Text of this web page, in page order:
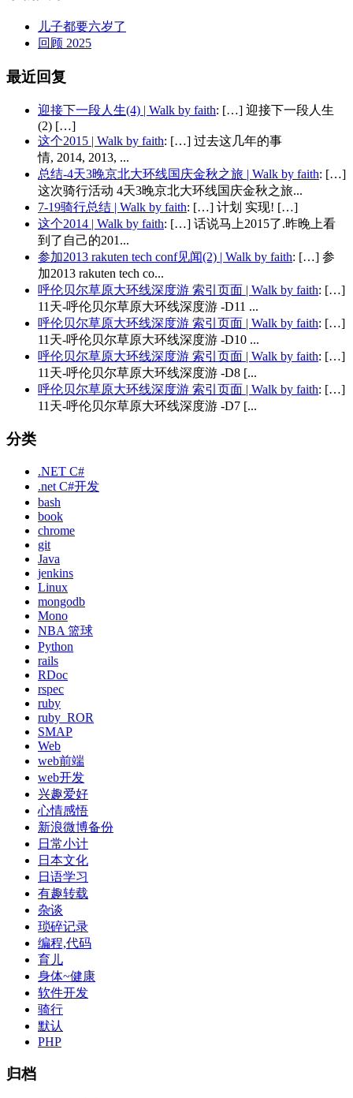
儿子都要六岁了
回顾 2025
最近回复
迎接下一段人生(4) | Walk by faith: […] 迎接下一段人生
(2) […]
这个2015 | Walk by faith: […] 过去这几年的事
情, 2014, 2013, ...
总结-4天3晚京北大环线国庆金秋之旅 | Walk by faith: […]
这次骑行活动 4天3晚京北大环线国庆金秋之旅...
7-19骑行总结 | Walk by faith: […] 计划 实现! […]
这个2014 | Walk by faith: […] 话说马上2015了.昨晚上看
到了自己的201...
参加2013 rakuten tech conf见闻(2) | Walk by faith: […] 参
加2013 rakuten tech co...
呼伦贝尔草原大环线深度游 索引页面 | Walk by faith: […]
11天-呼伦贝尔草原大环线深度游 -D11 ...
呼伦贝尔草原大环线深度游 索引页面 | Walk by faith: […]
11天-呼伦贝尔草原大环线深度游 -D10 ...
呼伦贝尔草原大环线深度游 索引页面 | Walk by faith: […]
11天-呼伦贝尔草原大环线深度游 -D8 [...
呼伦贝尔草原大环线深度游 索引页面 | Walk by faith: […]
11天-呼伦贝尔草原大环线深度游 -D7 [...
分类
.NET C#
.net C#开发
bash
book
chrome
git
Java
jenkins
Linux
mongodb
Mono
NBA 篮球
Python
rails
RDoc
rspec
ruby
ruby_ROR
SMAP
Web
web前端
web开发
兴趣爱好
心情感悟
新浪微博备份
日常小计
日本文化
日语学习
有趣转载
杂谈
琐碎记录
编程,代码
育儿
身体~健康
软件开发
骑行
默认
PHP
归档